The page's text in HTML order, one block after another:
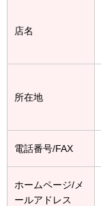
店名
所在地
電話番号/FAX
ホームページ/メ
ールアドレス